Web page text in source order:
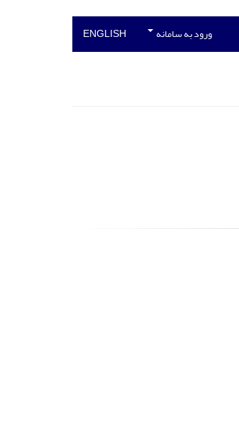
ورود به سامانه ENGLISH